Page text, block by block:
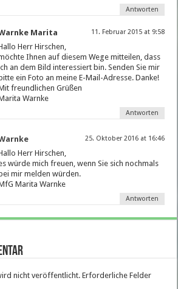
Antworten
Marita 11. Februar 2015 at 9:58
Herr Hirschen,
Ihnen auf diesem Wege mitteilen, dass
an dem Bild interessiert bin. Senden Sie mir
bitte ein Foto an meine E-Mail-Adresse. Danke!
freundlichen Grüßen
Warnke
Antworten
25. Oktober 2016 at 16:46
Herr Hirschen,
würde mich freuen, wenn Sie sich nochmals
bei mir melden würden.
Marita Warnke
Antworten
nicht veröffentlicht. Erforderliche Felder